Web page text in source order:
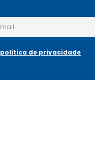
política de privacidade